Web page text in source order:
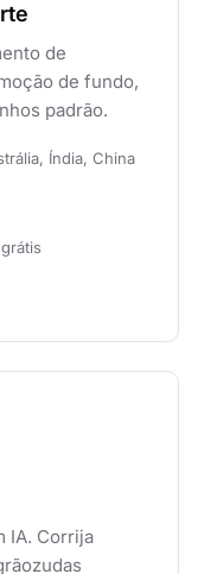
de
de fundo,
padrão.
Índia, China
IA. Corrija